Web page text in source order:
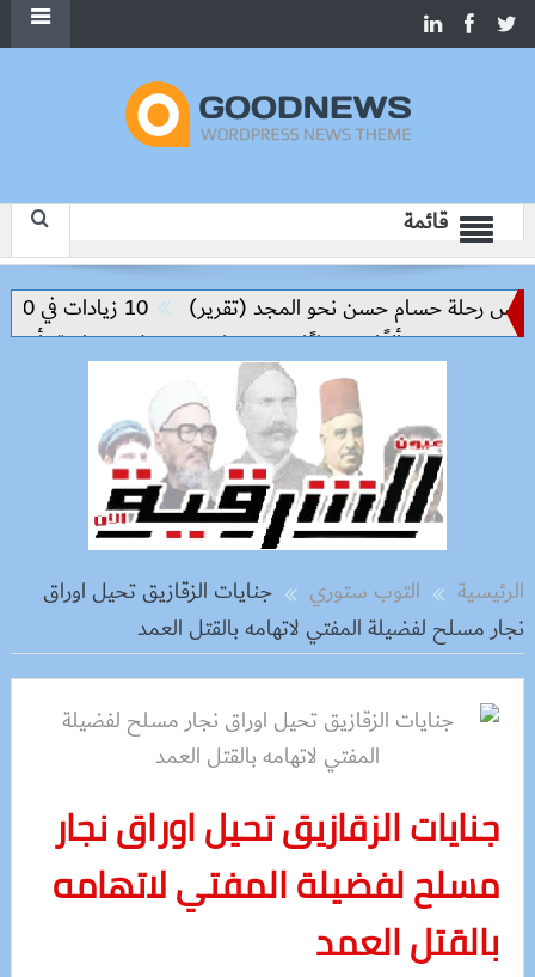
قائمة
رحلة حسام حسن نحو المجد (تقرير)
10 زيادات في 10 سنوات.. هل حان الوقت لرفع دعم البنزين نهائيا؟
كيلو
حملات بيطرية بأسوان
الرئيسية التوب ستوري
جنايات الزقازيق تحيل اوراق
نجار مسلح لفضيلة المفتي لاتهامه بالقتل العمد
جنايات الزقازيق تحيل اوراق نجار
مسلح لفضيلة المفتي لاتهامه
بالقتل العمد